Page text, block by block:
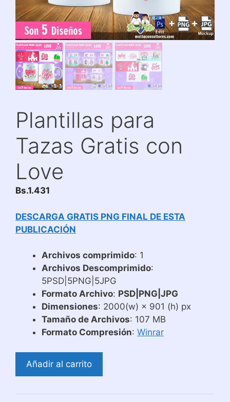
Plantillas para
Tazas Gratis con
Love
Bs.1.431
DESCARGA GRATIS PNG FINAL DE ESTA
PUBLICACIÓN
Archivos comprimido: 1
Archivos Descomprimido:
5PSD|5PNG|5JPG
Formato Archivo: PSD|PNG|JPG
Dimensiones: 2000(w) × 901 (h) px
Tamaño de Archivos: 107 MB
Formato Compresión: Winrar
para
Gratis
Añadir al carrito